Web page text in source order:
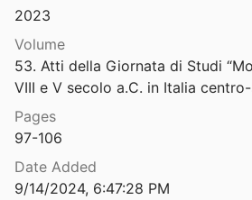
Oscan
Other Sabellic Languages
Venetic
2020
2021
2023
Volume
53. Atti della Giornata di Studi
VIII e V secolo a.C. in Italia
Pages
97-106
Date Added
9/14/2024, 6:47:28 PM